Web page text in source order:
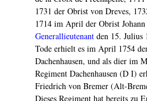
1731 der Obrist von Dreves,
1714 im April der Obrist
Generallieutenantden 15. Julius
Tode erhielt es im April 1754
Dachenhausen, und als dier im
Regiment Dachenhausen (D I)
Friedrich von Bremer (Alt-
Dieses Regiment hat bereits zu